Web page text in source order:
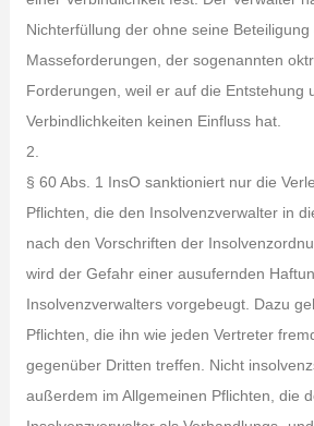
Nichterfüllung der ohne seine
Masseforderungen, der sogenannten
Forderungen, weil er auf die Entstehung
Verbindlichkeiten keinen Einfluss hat.
2.
§ 60 Abs. 1 InsO sanktioniert nur die
Pflichten, die den Insolvenzverwalter in
nach den Vorschriften der
wird der Gefahr einer ausufernden
Insolvenzverwalters vorgebeugt. Dazu
Pflichten, die ihn wie jeden Vertreter
gegenüber Dritten treffen. Nicht
außerdem im Allgemeinen Pflichten, die